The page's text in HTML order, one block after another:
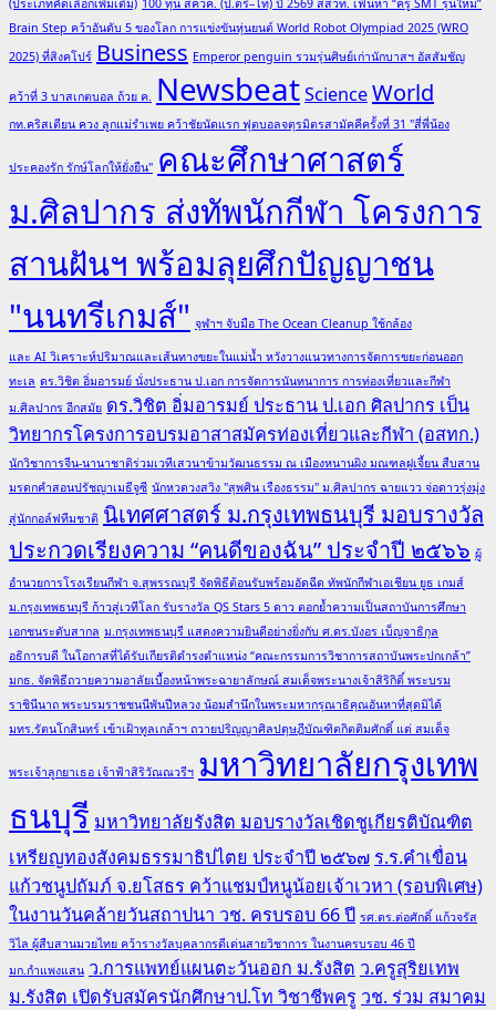
(ประเภทคัดเลือกเพิ่มเติม) 100 ทุน สควค. (ป.ตรี–โท) ปี 2569 สสวท. เฟ้นหา “ครู SMT รุ่นใหม่”
Brain Step คว้าอันดับ 5 ของโลก การแข่งขันหุ่นยนต์ World Robot Olympiad 2025 (WRO
2025) ที่สิงคโปร์ Business Emperor penguin รวมรุ่นศิษย์เก่านักบาสฯ อัสสัมชัญ
คว้าที่ 3 บาสเกตบอล ถ้วย ค. NewsbeatScienceWorld
กท.คริสเตียน ควง ลูกแม่รำเพย คว้าชัยนัดแรก ฟุตบอลจตุรมิตรสามัคคีครั้งที่ 31 "สี่พี่น้อง
ประคองรัก รักษ์โลกให้ยั่งยืน" คณะศึกษาศาสตร์
ม.ศิลปากร ส่งทัพนักกีฬา โครงการ
สานฝันฯ พร้อมลุยศึกปัญญาชน
"นนทรีเกมส์" จุฬาฯ จับมือ The Ocean Cleanup ใช้กล้อง
และ AI วิเคราะห์ปริมาณและเส้นทางขยะในแม่น้ำ หวังวางแนวทางการจัดการขยะก่อนออก
ทะเล ดร.วิชิต อิ่มอารมย์ นั่งประธาน ป.เอก การจัดการนันทนาการ การท่องเที่ยวและกีฬา
ม.ศิลปากร อีกสมัย ดร.วิชิต อิ่มอารมย์ ประธาน ป.เอก ศิลปากร เป็น
วิทยากรโครงการอบรมอาสาสมัครท่องเที่ยวและกีฬา (อสทก.)
นักวิชาการจีน-นานาชาติร่วมเวทีเสวนาข้ามวัฒนธรรม ณ เมืองหนานผิง มณฑลฝูเจี้ยน สืบสาน
มรดกคำสอนปรัชญาเมธีจูซี นักหวดวงสวิง "สุพศิน เรืองธรรม" ม.ศิลปากร ฉายแวว จ่อดาวรุ่งมุ่ง
สู่นักกอล์ฟทีมชาติ นิเทศศาสตร์ ม.กรุงเทพธนบุรี มอบรางวัล
ประกวดเรียงความ “คนดีของฉัน” ประจำปี ๒๕๖๖ ผู้
อำนวยการโรงเรียนกีฬา จ.สุพรรณบุรี จัดพิธีต้อนรับพร้อมอัดฉีด ทัพนักกีฬาเอเชียน ยูธ เกมส์
ม.กรุงเทพธนบุรี ก้าวสู่เวทีโลก รับรางวัล QS Stars 5 ดาว ตอกย้ำความเป็นสถาบันการศึกษา
เอกชนระดับสากล ม.กรุงเทพธนบุรี แสดงความยินดีอย่างยิ่งกับ ศ.ดร.บังอร เบ็ญจาธิกุล
อธิการบดี ในโอกาสที่ได้รับเกียรติดำรงตำแหน่ง “คณะกรรมการวิชาการสถาบันพระปกเกล้า”
มกธ. จัดพิธีถวายความอาลัยเบื้องหน้าพระฉายาลักษณ์ สมเด็จพระนางเจ้าสิริกิติ์ พระบรม
ราชินีนาถ พระบรมราชชนนีพันปีหลวง น้อมสำนึกในพระมหากรุณาธิคุณอันหาที่สุดมิได้
มทร.รัตนโกสินทร์ เข้าเฝ้าทูลเกล้าฯ ถวายปริญญาศิลปดุษฎีบัณฑิตกิตติมศักดิ์ แด่ สมเด็จ
พระเจ้าลูกยาเธอ เจ้าฟ้าสิริวัณณวรีฯ มหาวิทยาลัยกรุงเทพ
ธนบุรี มหาวิทยาลัยรังสิต มอบรางวัลเชิดชูเกียรติบัณฑิต
เหรียญทองสังคมธรรมาธิปไตย ประจำปี ๒๕๖๗ ร.ร.คำเขื่อน
แก้วชนูปถัมภ์ จ.ยโสธร คว้าแชมป์หนูน้อยเจ้าเวหา (รอบพิเศษ)
ในงานวันคล้ายวันสถาปนา วช. ครบรอบ 66 ปี รศ.ดร.ต่อศักดิ์ แก้วจรัส
วิไล ผู้สืบสานมวยไทย คว้ารางวัลบุคลากรดีเด่นสายวิชาการ ในงานครบรอบ 46 ปี
มก.กำแพงแสน ว.การแพทย์แผนตะวันออก ม.รังสิต ว.ครูสุริยเทพ
ม.รังสิต เปิดรับสมัครนักศึกษาป.โท วิชาชีพครู วช. ร่วม สมาคม